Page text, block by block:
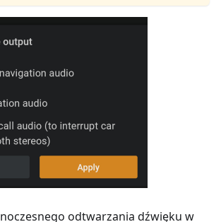
odtwarzania dźwięku w